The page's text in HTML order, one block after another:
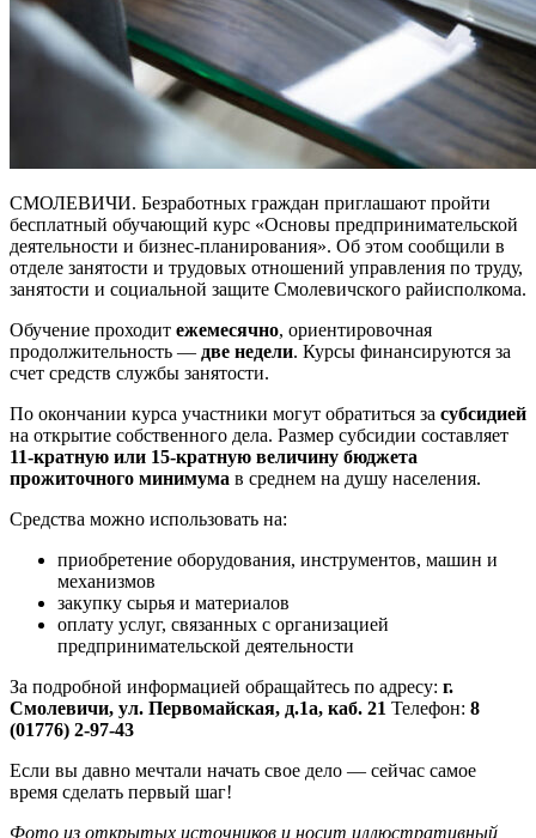
СМОЛЕВИЧИ. Безработных граждан приглашают пройти
бесплатный обучающий курс «Основы предпринимательской
деятельности и бизнес-планирования». Об этом сообщили в
отделе занятости и трудовых отношений управления по труду,
занятости и социальной защите Смолевичского райисполкома.
Обучение проходит ежемесячно, ориентировочная
продолжительность — две недели. Курсы финансируются за
счет средств службы занятости.
По окончании курса участники могут обратиться за субсидией
на открытие собственного дела. Размер субсидии составляет
11-кратную или 15-кратную величину бюджета
прожиточного минимума в среднем на душу населения.
Средства можно использовать на:
приобретение оборудования, инструментов, машин и
механизмов
закупку сырья и материалов
оплату услуг, связанных с организацией
предпринимательской деятельности
За подробной информацией обращайтесь по адресу: г.
Смолевичи, ул. Первомайская, д.1а, каб. 21 Телефон: 8
(01776) 2-97-43
Если вы давно мечтали начать свое дело — сейчас самое
время сделать первый шаг!
Фото из открытых источников и носит иллюстративный